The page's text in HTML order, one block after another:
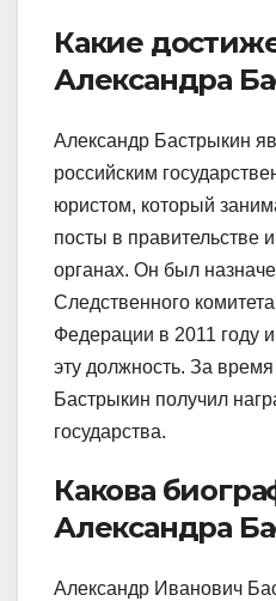
Какие
Александра
Александр Бастрыкин
российским
юристом, который
посты в правительстве
органах. Он был
Следственного
Федерации в 2011 году
эту должность. За
Бастрыкин получил
государства.
Какова
Александра
Александр Иванович